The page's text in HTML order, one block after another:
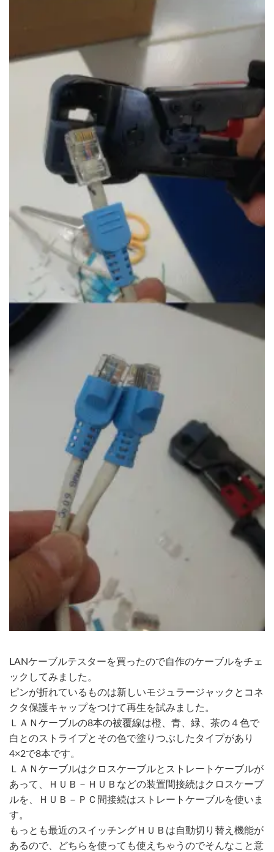
LANケーブルテスターを買ったので自作のケーブルをチェ
ックしてみました。
ピンが折れているものは新しいモジュラージャックとコネ
クタ保護キャップをつけて再生を試みました。
ＬＡＮケーブルの8本の被覆線は橙、青、緑、茶の４色で
白とのストライプとその色で塗りつぶしたタイプがあり
4×2で8本です。
ＬＡＮケーブルはクロスケーブルとストレートケーブルが
あって、ＨＵＢ－ＨＵＢなどの装置間接続はクロスケーブ
ルを、ＨＵＢ－ＰＣ間接続はストレートケーブルを使いま
す。
もっとも最近のスイッチングＨＵＢは自動切り替え機能が
あるので、どちらを使っても使えちゃうのでそんなこと意